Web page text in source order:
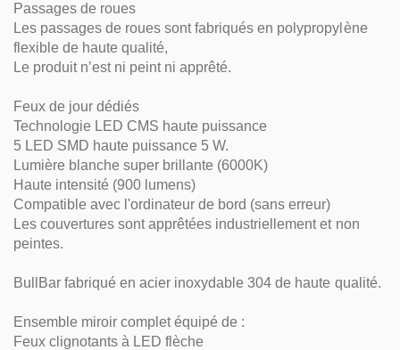
Passages de roues
Les passages de roues sont fabriqués en polypropylène
flexible de haute qualité,
Le produit n’est ni peint ni apprêté.
Feux de jour dédiés
Technologie LED CMS haute puissance
5 LED SMD haute puissance 5 W.
Lumière blanche super brillante (6000K)
Haute intensité (900 lumens)
Compatible avec l'ordinateur de bord (sans erreur)
Les couvertures sont apprêtées industriellement et non
peintes.
BullBar fabriqué en acier inoxydable 304 de haute qualité.
Ensemble miroir complet équipé de :
Feux clignotants à LED flèche